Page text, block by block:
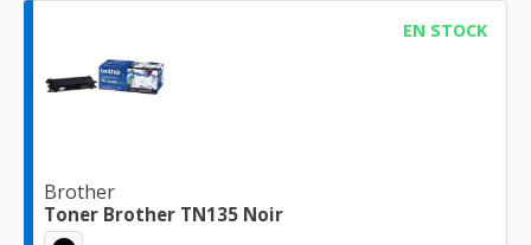
EN STOCK
Brother
Toner Brother TN135 Noir